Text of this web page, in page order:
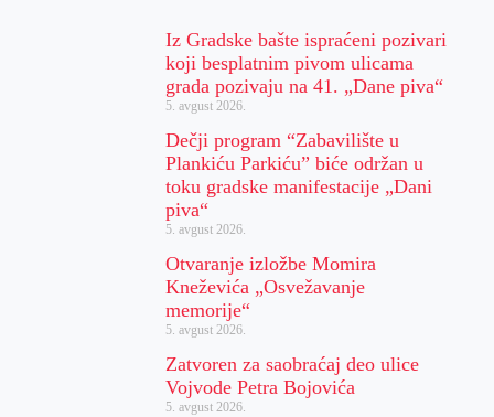
Iz Gradske bašte ispraćeni pozivari
koji besplatnim pivom ulicama
grada pozivaju na 41. „Dane piva“
5. avgust 2026.
Dečji program “Zabavilište u
Plankiću Parkiću” biće održan u
toku gradske manifestacije „Dani
piva“
5. avgust 2026.
Otvaranje izložbe Momira
Kneževića „Osvežavanje
memorije“
5. avgust 2026.
Zatvoren za saobraćaj deo ulice
Vojvode Petra Bojovića
5. avgust 2026.